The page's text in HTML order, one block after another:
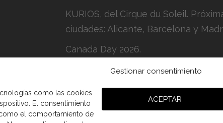
Gestionar consentimiento
como las cookies
El consentimiento
el comportamiento de
ACEPTAR
KURIOS, del Cirque du Soleil.
ciudades: Alicante, Barcelona y
Canada Day 2026.